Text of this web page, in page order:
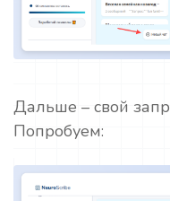
Дальше – свой
Попробуем: